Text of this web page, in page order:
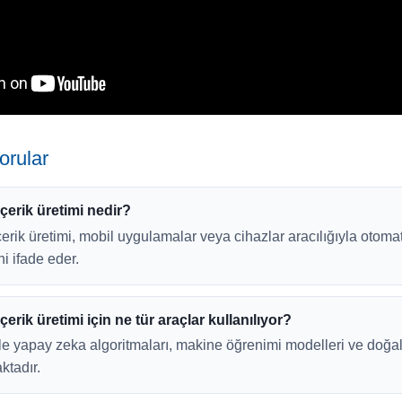
üretimi nedir?
üretimi, mobil uygulamalar veya cihazlar aracılığıyla
ifade eder.
üretimi için ne tür araçlar kullanılıyor?
yapay zeka algoritmaları, makine öğrenimi modelleri ve